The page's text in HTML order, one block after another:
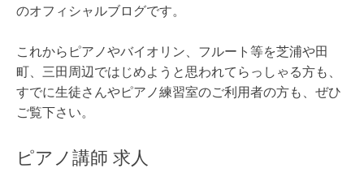
のオフィシャルブログです。
これからピアノやバイオリン、フルート等を芝浦や田
町、三田周辺ではじめようと思われてらっしゃる方も、
すでに生徒さんやピアノ練習室のご利用者の方も、ぜひ
ご覧下さい。
ピアノ講師 求人